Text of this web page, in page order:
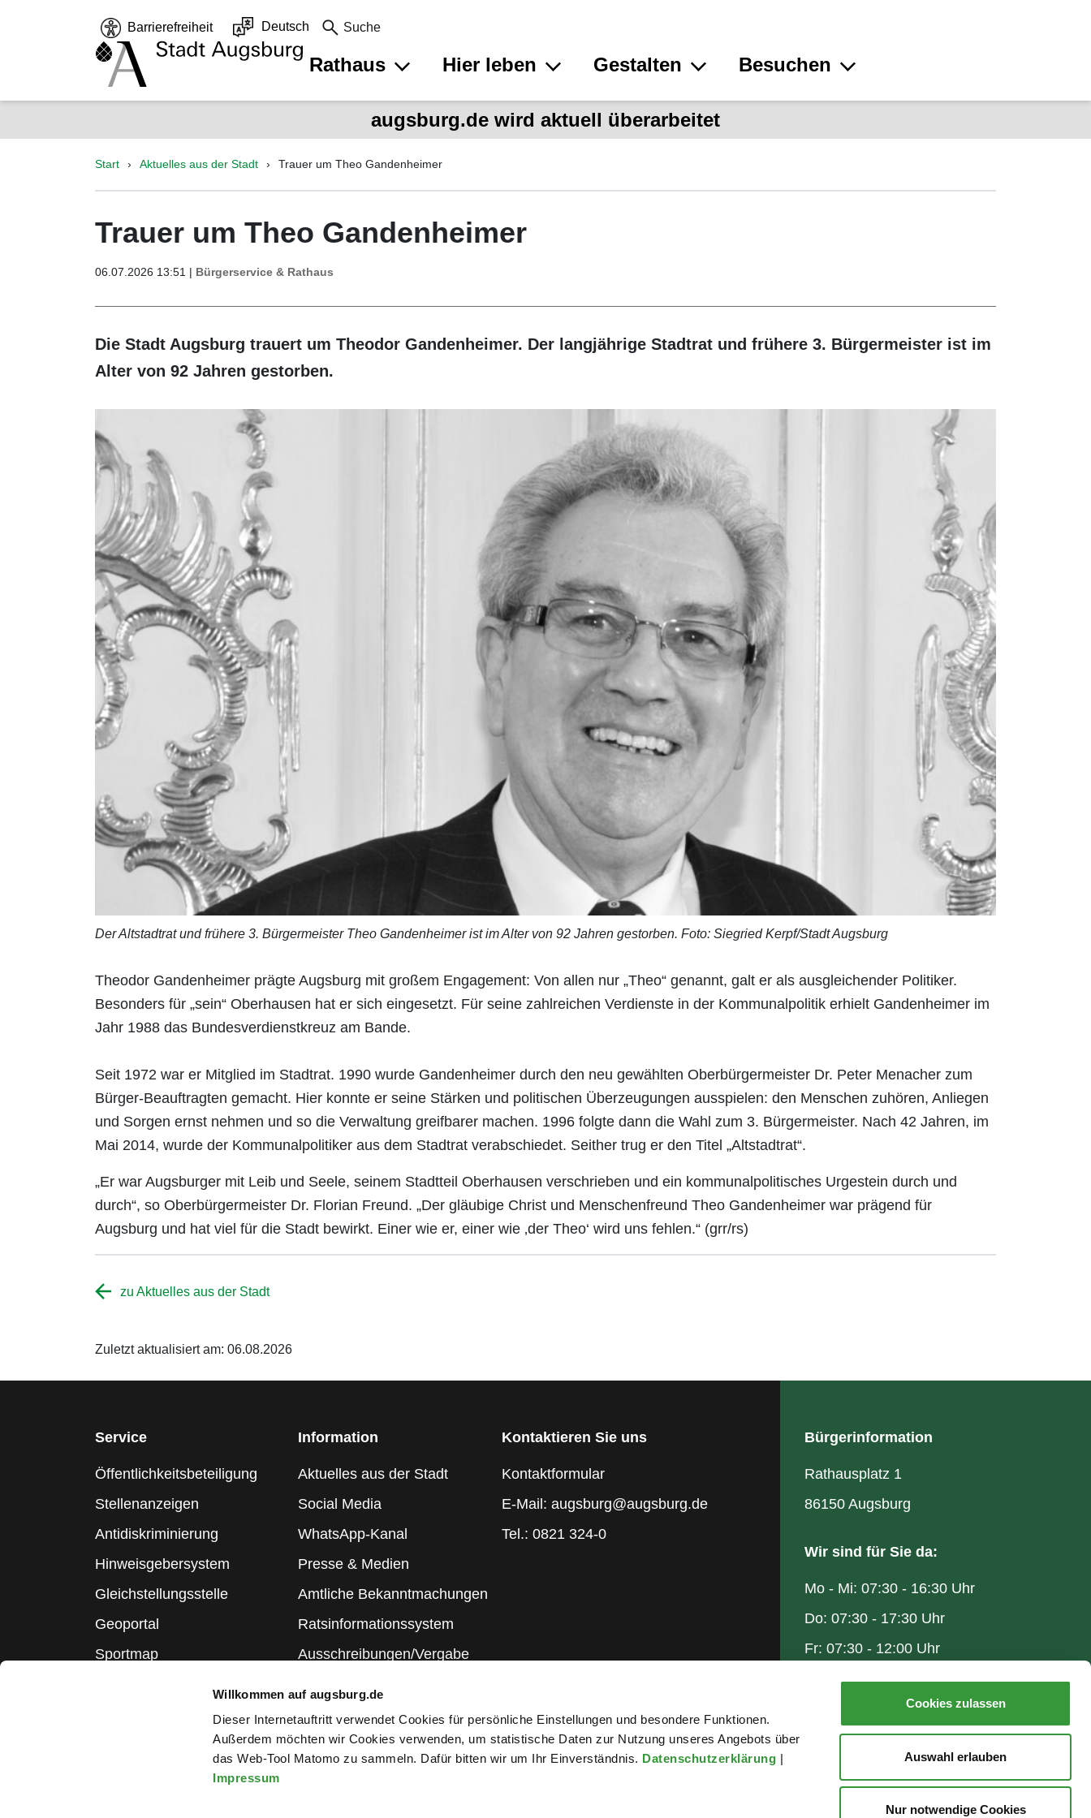
Willkommen auf augsburg.de
Dieser Internetauftritt verwendet Cookies für persönliche Einstellungen und besondere Funktionen.
Außerdem möchten wir Cookies verwenden, um statistische Daten zur Nutzung unseres Angebots über
das Web-Tool Matomo zu sammeln. Dafür bitten wir um Ihr Einverständnis. Datenschutzerklärung |
Impressum
Cookies zulassen
Auswahl erlauben
Nur notwendige Cookies
Barrierefreiheit Deutsch Suche
Rathaus Hier leben Gestalten Besuchen
augsburg.de wird aktuell überarbeitet
Start Aktuelles aus der Stadt Trauer um Theo Gandenheimer
Trauer um Theo Gandenheimer
06.07.2026 13:51 | Bürgerservice & Rathaus
Die Stadt Augsburg trauert um Theodor Gandenheimer. Der langjährige Stadtrat und frühere 3. Bürgermeister ist im
Alter von 92 Jahren gestorben.
Der Altstadtrat und frühere 3. Bürgermeister Theo Gandenheimer ist im Alter von 92 Jahren gestorben. Foto: Siegried Kerpf/Stadt Augsburg
Theodor Gandenheimer prägte Augsburg mit großem Engagement: Von allen nur „Theo“ genannt, galt er als ausgleichender Politiker.
Besonders für „sein“ Oberhausen hat er sich eingesetzt. Für seine zahlreichen Verdienste in der Kommunalpolitik erhielt Gandenheimer im
Jahr 1988 das Bundesverdienstkreuz am Bande.
Seit 1972 war er Mitglied im Stadtrat. 1990 wurde Gandenheimer durch den neu gewählten Oberbürgermeister Dr. Peter Menacher zum
Bürger-Beauftragten gemacht. Hier konnte er seine Stärken und politischen Überzeugungen ausspielen: den Menschen zuhören, Anliegen
und Sorgen ernst nehmen und so die Verwaltung greifbarer machen. 1996 folgte dann die Wahl zum 3. Bürgermeister. Nach 42 Jahren, im
Mai 2014, wurde der Kommunalpolitiker aus dem Stadtrat verabschiedet. Seither trug er den Titel „Altstadtrat“.
„Er war Augsburger mit Leib und Seele, seinem Stadtteil Oberhausen verschrieben und ein kommunalpolitisches Urgestein durch und
durch“, so Oberbürgermeister Dr. Florian Freund. „Der gläubige Christ und Menschenfreund Theo Gandenheimer war prägend für
Augsburg und hat viel für die Stadt bewirkt. Einer wie er, einer wie ‚der Theo‘ wird uns fehlen.“ (grr/rs)
zu Aktuelles aus der Stadt
Zuletzt aktualisiert am: 06.08.2026
Service
Öffentlichkeitsbeteiligung
Stellenanzeigen
Antidiskriminierung
Hinweisgebersystem
Gleichstellungsstelle
Geoportal
Sportmap
Information
Aktuelles aus der Stadt
Social Media
WhatsApp-Kanal
Presse & Medien
Amtliche Bekanntmachungen
Ratsinformationssystem
Ausschreibungen/Vergabe
Kontaktieren Sie uns
Kontaktformular
E-Mail: augsburg@augsburg.de
Tel.: 0821 324-0
Bürgerinformation
Rathausplatz 1
86150 Augsburg
Wir sind für Sie da:
Mo - Mi: 07:30 - 16:30 Uhr
Do: 07:30 - 17:30 Uhr
Fr: 07:30 - 12:00 Uhr